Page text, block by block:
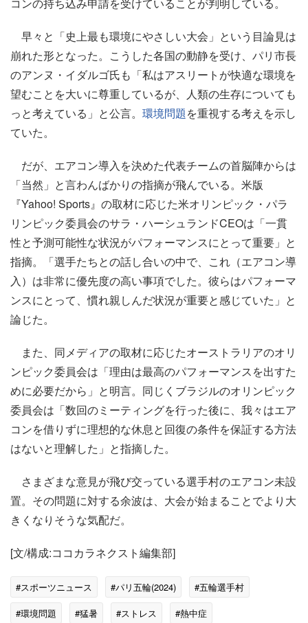
コンの持ち込み申請を受けていることが判明している。
早々と「史上最も環境にやさしい大会」という目論見は
崩れた形となった。こうした各国の動静を受け、パリ市長
のアンヌ・イダルゴ氏も「私はアスリートが快適な環境を
望むことを大いに尊重しているが、人類の生存についても
っと考えている」と公言。 環境問題を重視する考えを示し
ていた。
だが、エアコン導入を決めた代表チームの首脳陣からは
「当然」と言わんばかりの指摘が飛んでいる。米版
『Yahoo! Sports』の取材に応じた米オリンピック・パラ
リンピック委員会のサラ・ハーシュランドCEOは「一貫
性と予測可能性な状況がパフォーマンスにとって重要」と
指摘。「選手たちとの話し合いの中で、これ（エアコン導
入）は非常に優先度の高い事項でした。彼らはパフォーマ
ンスにとって、慣れ親しんだ状況が重要と感じていた」と
論じた。
また、同メディアの取材に応じたオーストラリアのオリ
ンピック委員会は「理由は最高のパフォーマンスを出すた
めに必要だから」と明言。同じくブラジルのオリンピック
委員会は「数回のミーティングを行った後に、我々はエア
コンを借りずに理想的な休息と回復の条件を保証する方法
はないと理解した」と指摘した。
さまざまな意見が飛び交っている選手村のエアコン未設
置。その問題に対する余波は、大会が始まることでより大
きくなりそうな気配だ。
[文/構成:ココカラネクスト編集部]
#スポーツニュース #パリ五輪(2024)
#五輪選手村
#環境問題
#猛暑 #ストレス #熱中症